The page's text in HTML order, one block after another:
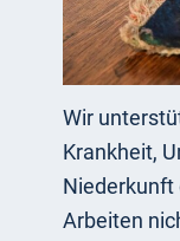
Wir
Krankheit,
Niederkunft
Arbeiten